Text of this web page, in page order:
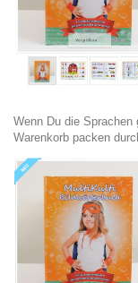
Wenn Du die
Warenkorb packen